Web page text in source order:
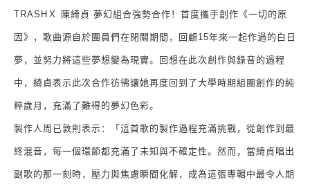
TRASH Ｘ 陳綺貞 夢幻組合強勢合作！首度攜手創作《一切的原
因》，歌曲源自於團員們在閉關期間，回顧15年來一起作過的白日
夢，並努力將這些夢想變為現實。回想在此次創作與錄音的過程
中，綺貞表示此次合作彷彿讓她再度回到了大學時期組團創作的純
粹歲月，充滿了難得的夢幻色彩。
製作人周已敦則表示：「這首歌的製作過程充滿挑戰，從創作到最
終混音，每一個環節都充滿了未知與不確定性。然而，當綺貞唱出
副歌的那一刻時，壓力與焦慮瞬間化解，成為這張專輯中最令人期